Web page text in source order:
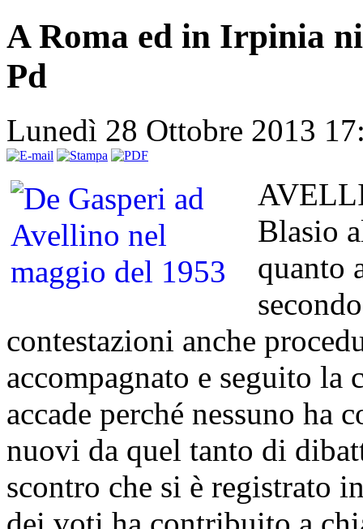
A Roma ed in Irpinia
Pd
Lunedì 28 Ottobre 2013
Blasio
quanto
contestazioni anche
accompagnato e seguito la
accade perché nessuno ha
nuovi da quel tanto di
scontro che si è registrato